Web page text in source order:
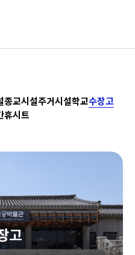
종교시설주거시설학교수장고
휴시트
고